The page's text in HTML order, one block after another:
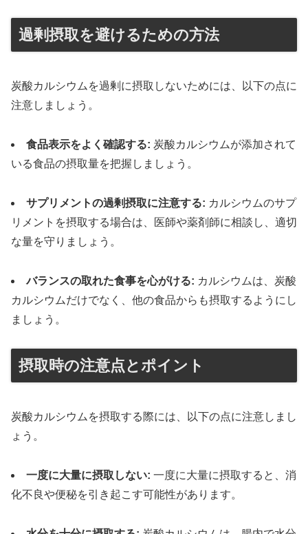
過剰摂取を避けるための方法
炭酸カルシウムを過剰に摂取しないためには、以下の点に
注意しましょう。
食品表示をよく確認する: 炭酸カルシウムが添加されて
いる食品の摂取量を把握しましょう。
サプリメントの過剰摂取に注意する: カルシウムのサプ
リメントを摂取する場合は、医師や薬剤師に相談し、適切
な量を守りましょう。
バランスの取れた食事を心がける: カルシウムは、炭酸
カルシウムだけでなく、他の食品からも摂取するようにし
ましょう。
摂取時の注意点とポイント
炭酸カルシウムを摂取する際には、以下の点に注意しまし
ょう。
一度に大量に摂取しない: 一度に大量に摂取すると、消
化不良や便秘を引き起こす可能性があります。